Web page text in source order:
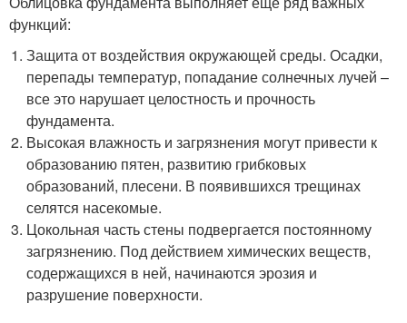
функций:
Защита от воздействия окружающей среды. Осадки,
перепады температур, попадание солнечных лучей –
все это нарушает целостность и прочность
фундамента.
Высокая влажность и загрязнения могут привести к
образованию пятен, развитию грибковых
образований, плесени. В появившихся трещинах
селятся насекомые.
Цокольная часть стены подвергается постоянному
загрязнению. Под действием химических веществ,
содержащихся в ней, начинаются эрозия и
разрушение поверхности.